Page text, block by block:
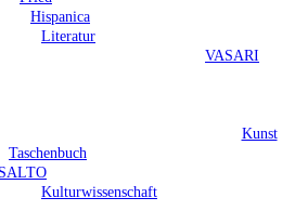
Hispanica
Literatur
VASARI
Kunst
Taschenbuch
Kulturwissenschaft